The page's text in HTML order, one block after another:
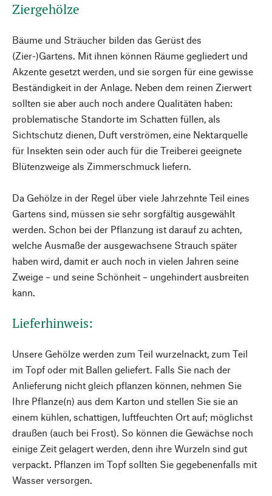
Ziergehölze
Bäume und Sträucher bilden das Gerüst des
(Zier-)Gartens. Mit ihnen können Räume gegliedert und
Akzente gesetzt werden, und sie sorgen für eine gewisse
Beständigkeit in der Anlage. Neben dem reinen Zierwert
sollten sie aber auch noch andere Qualitäten haben:
problematische Standorte im Schatten füllen, als
Sichtschutz dienen, Duft verströmen, eine Nektarquelle
für Insekten sein oder auch für die Treiberei geeignete
Blütenzweige als Zimmerschmuck liefern.
Da Gehölze in der Regel über viele Jahrzehnte Teil eines
Gartens sind, müssen sie sehr sorgfältig ausgewählt
werden. Schon bei der Pflanzung ist darauf zu achten,
welche Ausmaße der ausgewachsene Strauch später
haben wird, damit er auch noch in vielen Jahren seine
Zweige – und seine Schönheit – ungehindert ausbreiten
kann.
Lieferhinweis:
Unsere Gehölze werden zum Teil wurzelnackt, zum Teil
im Topf oder mit Ballen geliefert. Falls Sie nach der
Anlieferung nicht gleich pflanzen können, nehmen Sie
Ihre Pflanze(n) aus dem Karton und stellen Sie sie an
einem kühlen, schattigen, luftfeuchten Ort auf; möglichst
draußen (auch bei Frost). So können die Gewächse noch
einige Zeit gelagert werden, denn ihre Wurzeln sind gut
verpackt. Pflanzen im Topf sollten Sie gegebenenfalls mit
Wasser versorgen.